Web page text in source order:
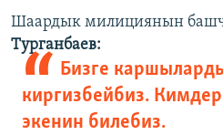
Шаардык милициянын
Турганбаев:
Бизге
киргизбейбиз.
экенин билебиз.